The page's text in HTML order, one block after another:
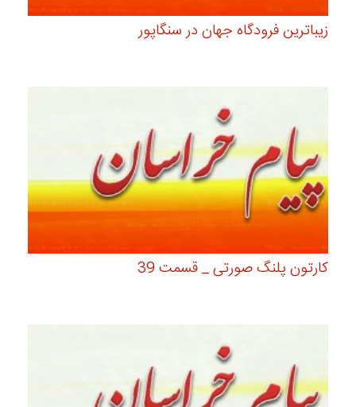
زیباترین فرودگاه جهان در سنگاپور
کارتون پلنگ صورتی _ قسمت 39